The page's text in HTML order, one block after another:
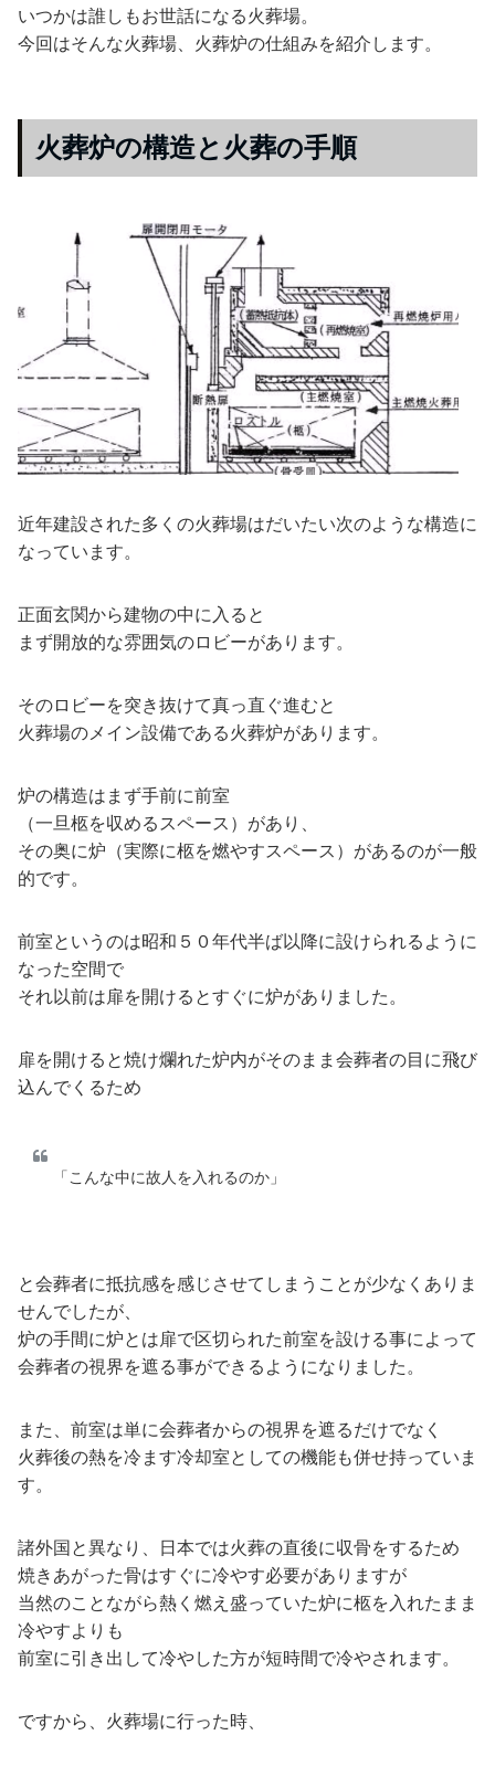
いつかは誰しもお世話になる火葬場。
今回はそんな火葬場、火葬炉の仕組みを紹介します。
火葬炉の構造と火葬の手順
近年建設された多くの火葬場はだいたい次のような構造に
なっています。
正面玄関から建物の中に入ると
まず開放的な雰囲気のロビーがあります。
そのロビーを突き抜けて真っ直ぐ進むと
火葬場のメイン設備である火葬炉があります。
炉の構造はまず手前に前室
（一旦柩を収めるスペース）があり、
その奥に炉（実際に柩を燃やすスペース）があるのが一般
的です。
前室というのは昭和５０年代半ば以降に設けられるように
なった空間で
それ以前は扉を開けるとすぐに炉がありました。
扉を開けると焼け爛れた炉内がそのまま会葬者の目に飛び
込んでくるため
「こんな中に故人を入れるのか」
と会葬者に抵抗感を感じさせてしまうことが少なくありま
せんでしたが、
炉の手間に炉とは扉で区切られた前室を設ける事によって
会葬者の視界を遮る事ができるようになりました。
また、前室は単に会葬者からの視界を遮るだけでなく
火葬後の熱を冷ます冷却室としての機能も併せ持っていま
す。
諸外国と異なり、日本では火葬の直後に収骨をするため
焼きあがった骨はすぐに冷やす必要がありますが
当然のことながら熱く燃え盛っていた炉に柩を入れたまま
冷やすよりも
前室に引き出して冷やした方が短時間で冷やされます。
ですから、火葬場に行った時、